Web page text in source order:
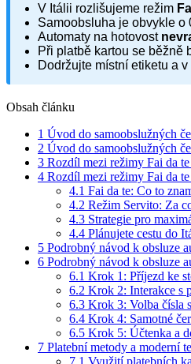
V Itálii rozlišujeme režim
Samoobsluha je obvykle o
Automaty na hotovost
Při platbě kartou se běžně
Dodržujte místní etiketu a
Obsah článku
1 Úvod do samoobslužných
2 Úvod do samoobslužných
3 Rozdíl mezi režimy Fai da
4 Rozdíl mezi režimy Fai da
4.1 Fai da te: Co to
4.2 Režim Servito: Za
4.3 Strategie pro
4.4 Plánujete cestu do
5 Podrobný návod k obsluze
6 Podrobný návod k obsluze
6.1 Krok 1: Příjezd ke
6.2 Krok 2: Interakce s
6.3 Krok 3: Volba čísla
6.4 Krok 4: Samotné
6.5 Krok 5: Účtenka a
7 Platební metody a moderní
7.1 Využití platebních